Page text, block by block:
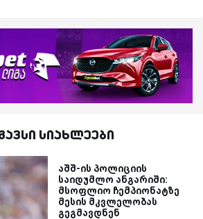
სიახლეები
აშშ-ის პოლიციის
საიდუმლო ანგარიში:
მსოფლიო ჩემპიონატზე
მესის მკვლელობას
გეგმავდნენ